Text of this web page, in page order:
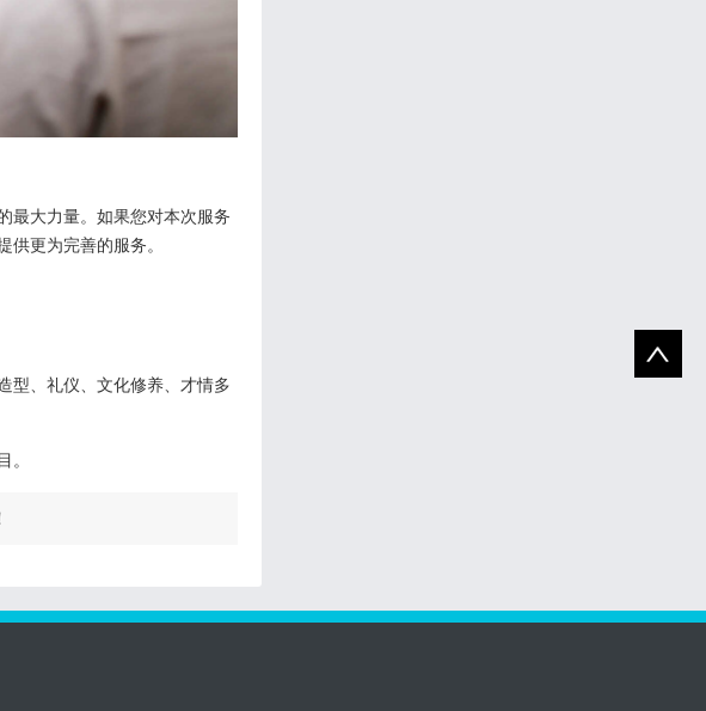
最大力量。如果您对本次服务
更为完善的服务。
型、礼仪、文化修养、才情多
。